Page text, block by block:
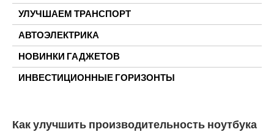
УЛУЧШАЕМ ТРАНСПОРТ
АВТОЭЛЕКТРИКА
НОВИНКИ ГАДЖЕТОВ
ИНВЕСТИЦИОННЫЕ ГОРИЗОНТЫ
Как улучшить производительность ноутбука